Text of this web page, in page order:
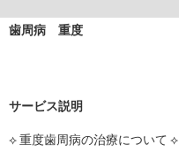
歯周病 重度
サービス説明
⟡ 重度歯周病の治療について ⟡